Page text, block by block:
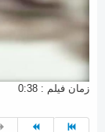
زمان فیلم : 0:38